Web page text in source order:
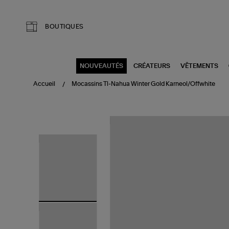
BOUTIQUES
NOUVEAUTÉS CRÉATEURS VÊTEMENTS
Accueil Mocassins Tl-Nahua Winter Gold Karneol/Offwhite